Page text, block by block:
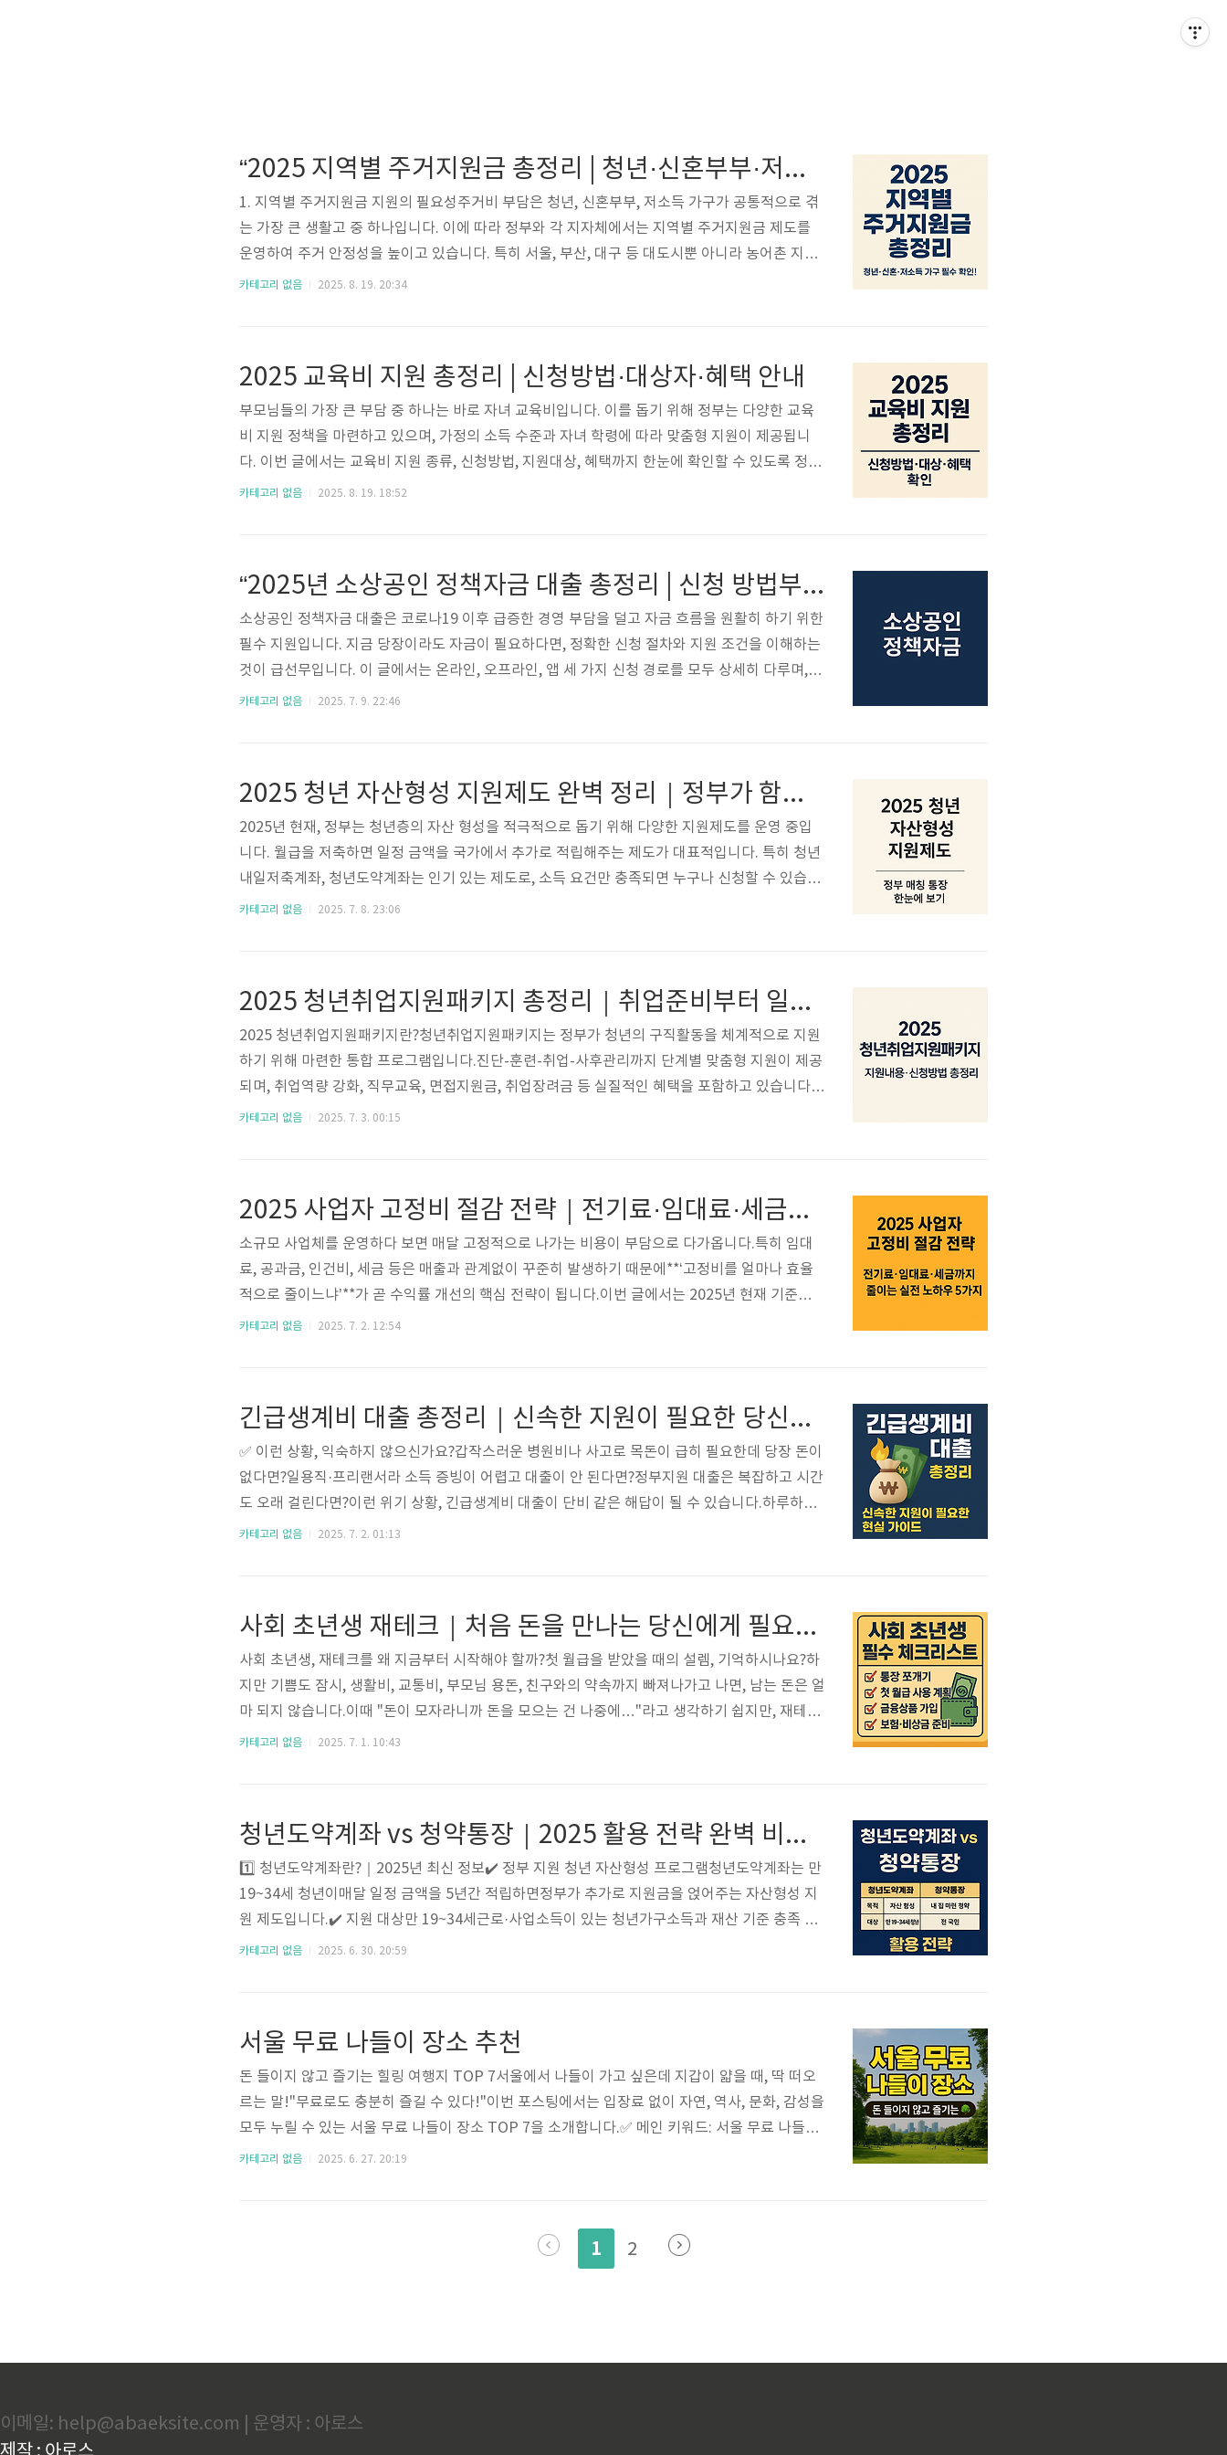
“2025 지역별 주거지원금 총정리 | 청년·신혼부부·저소득 가구 지원금 확인하세요!”
1. 지역별 주거지원금 지원의 필요성주거비 부담은 청년, 신혼부부, 저소득 가구가 공통적으로 겪
는 가장 큰 생활고 중 하나입니다. 이에 따라 정부와 각 지자체에서는 지역별 주거지원금 제도를
운영하여 주거 안정성을 높이고 있습니다. 특히 서울, 부산, 대구 등 대도시뿐 아니라 농어촌 지역
에서도 다양한 방식으로 지원이 이루어지고 있어, 자신이 거주하는 지역의 제도를 꼼꼼히 확인하
역 : 귀촌·귀농 청년 대상 정착 주택자금..
카테고리 없음 2025. 8. 19. 20:34
2025 교육비 지원 총정리 | 신청방법·대상자·혜택 안내
부모님들의 가장 큰 부담 중 하나는 바로 자녀 교육비입니다. 이를 돕기 위해 정부는 다양한 교육
비 지원 정책을 마련하고 있으며, 가정의 소득 수준과 자녀 학령에 따라 맞춤형 지원이 제공됩니
다. 이번 글에서는 교육비 지원 종류, 신청방법, 지원대상, 혜택까지 한눈에 확인할 수 있도록 정리
했습니다.🔹 교육비 지원 주요 제도초·중·고 교육비 지원저소득층 및 차상위계층 가구 대상급식
학제도 운영👉 국가장학금 신청 안내유아 교육비 ..
카테고리 없음 2025. 8. 19. 18:52
“2025년 소상공인 정책자금 대출 총정리 | 신청 방법부터 대상 조건까지 완벽 분석!”
소상공인 정책자금 대출은 코로나19 이후 급증한 경영 부담을 덜고 자금 흐름을 원활히 하기 위한
필수 지원입니다. 지금 당장이라도 자금이 필요하다면, 정확한 신청 절차와 지원 조건을 이해하는
것이 급선무입니다. 이 글에서는 온라인, 오프라인, 앱 세 가지 신청 경로를 모두 상세히 다루며, 대
상 조건에서부터 유효기간, 확인 방법 그리고 Q&A까지 한 번에 정리했습니다.👇 ✅ 신청 방법1.
이 필수입니다.2. 오프라인 신청 (관할..
카테고리 없음 2025. 7. 9. 22:46
2025 청년 자산형성 지원제도 완벽 정리｜정부가 함께 모아주는 통장
2025년 현재, 정부는 청년층의 자산 형성을 적극적으로 돕기 위해 다양한 지원제도를 운영 중입
니다. 월급을 저축하면 일정 금액을 국가에서 추가로 적립해주는 제도가 대표적입니다. 특히 청년
내일저축계좌, 청년도약계좌는 인기 있는 제도로, 소득 요건만 충족되면 누구나 신청할 수 있습니
다.✅ 청년 자산형성 지원제도란?청년 자산형성 지원제도는 일정 금액을 저축할 경우 정부가 추가
원 매칭최대 수령액: 3년간 약 1,4..
카테고리 없음 2025. 7. 8. 23:06
2025 청년취업지원패키지 총정리｜취업준비부터 일자리 매칭까지 한 번에 해결하는 방법
2025 청년취업지원패키지란?청년취업지원패키지는 정부가 청년의 구직활동을 체계적으로 지원
하기 위해 마련한 통합 프로그램입니다.진단-훈련-취업-사후관리까지 단계별 맞춤형 지원이 제공
되며, 취업역량 강화, 직무교육, 면접지원금, 취업장려금 등 실질적인 혜택을 포함하고 있습니다.
📌 주요 혜택 요약1. 취업역량 진단 및 컨설팅전문상담사를 통한 직무 적성 분석구직 희망 분야 설
월 최대 50만 원 × 6개월 구직활동지원금면접..
카테고리 없음 2025. 7. 3. 00:15
2025 사업자 고정비 절감 전략｜전기료·임대료·세금까지 줄이는 실전 노하우 5가지
소규모 사업체를 운영하다 보면 매달 고정적으로 나가는 비용이 부담으로 다가옵니다.특히 임대
료, 공과금, 인건비, 세금 등은 매출과 관계없이 꾸준히 발생하기 때문에**‘고정비를 얼마나 효율
적으로 줄이느냐’**가 곧 수익률 개선의 핵심 전략이 됩니다.이번 글에서는 2025년 현재 기준으로
활용 가능한 고정비 절감 노하우 5가지를전기요금, 임대료, 세금, 보험료, 마케팅 비용 분야별로
감 가능2. 소상공인 임대료 지원..
카테고리 없음 2025. 7. 2. 12:54
긴급생계비 대출 총정리｜신속한 지원이 필요한 당신을 위한 현실 가이드
✅ 이런 상황, 익숙하지 않으신가요?갑작스러운 병원비나 사고로 목돈이 급히 필요한데 당장 돈이
없다면?일용직·프리랜서라 소득 증빙이 어렵고 대출이 안 된다면?정부지원 대출은 복잡하고 시간
도 오래 걸린다면?이런 위기 상황, 긴급생계비 대출이 단비 같은 해답이 될 수 있습니다.하루하루
생계가 급한 서민, 청년, 일용직, 자영업자들에게 꼭 필요한 신속·소액·무보증 대출제도입니다.📌
되는 '신속심사' 절차 도입!서류 간소..
카테고리 없음 2025. 7. 2. 01:13
사회 초년생 재테크｜처음 돈을 만나는 당신에게 필요한 2025년 실전 전략
사회 초년생, 재테크를 왜 지금부터 시작해야 할까?첫 월급을 받았을 때의 설렘, 기억하시나요?하
지만 기쁨도 잠시, 생활비, 교통비, 부모님 용돈, 친구와의 약속까지 빠져나가고 나면, 남는 돈은 얼
마 되지 않습니다.이때 "돈이 모자라니까 돈을 모으는 건 나중에…"라고 생각하기 쉽지만, 재테크
는 돈이 많아서 하는 게 아니라, 돈이 없을 때부터 훈련하는 습관입니다.👉 20대의 재테크는 금액
드 등 소액으로도 가능하다🧠 재테크의 시..
카테고리 없음 2025. 7. 1. 10:43
청년도약계좌 vs 청약통장｜2025 활용 전략 완벽 비교 가이드
1️⃣ 청년도약계좌란?｜2025년 최신 정보✔️ 정부 지원 청년 자산형성 프로그램청년도약계좌는 만
19~34세 청년이매달 일정 금액을 5년간 적립하면정부가 추가로 지원금을 얹어주는 자산형성 지
원 제도입니다.✔️ 지원 대상만 19~34세근로·사업소득이 있는 청년가구소득과 재산 기준 충족 시
가입 가능✔️ 혜택납입액에 정부 기여금 + 이자 지원만기 시 최대 5,000만 원 이상 목돈 마련 가능
점에 반영연 최대 240만 원..
카테고리 없음 2025. 6. 30. 20:59
서울 무료 나들이 장소 추천
돈 들이지 않고 즐기는 힐링 여행지 TOP 7서울에서 나들이 가고 싶은데 지갑이 얇을 때, 딱 떠오
르는 말!"무료로도 충분히 즐길 수 있다!"이번 포스팅에서는 입장료 없이 자연, 역사, 문화, 감성을
모두 누릴 수 있는 서울 무료 나들이 장소 TOP 7을 소개합니다.✅ 메인 키워드: 서울 무료 나들이
장소✅ 서브 키워드: 서울 가볼만한 곳, 무료 여행지, 가족 나들이, 데이트 코스, 힐링 스팟✅ 링크
연인과 함께, 반려동물과 함께 산책하기 좋아요. 사슴 먹이주기 체험도 무료로 가능하며, 피크닉
카테고리 없음 2025. 6. 27. 20:19
1 2
이메일: help@abaeksite.com | 운영자 : 아로스